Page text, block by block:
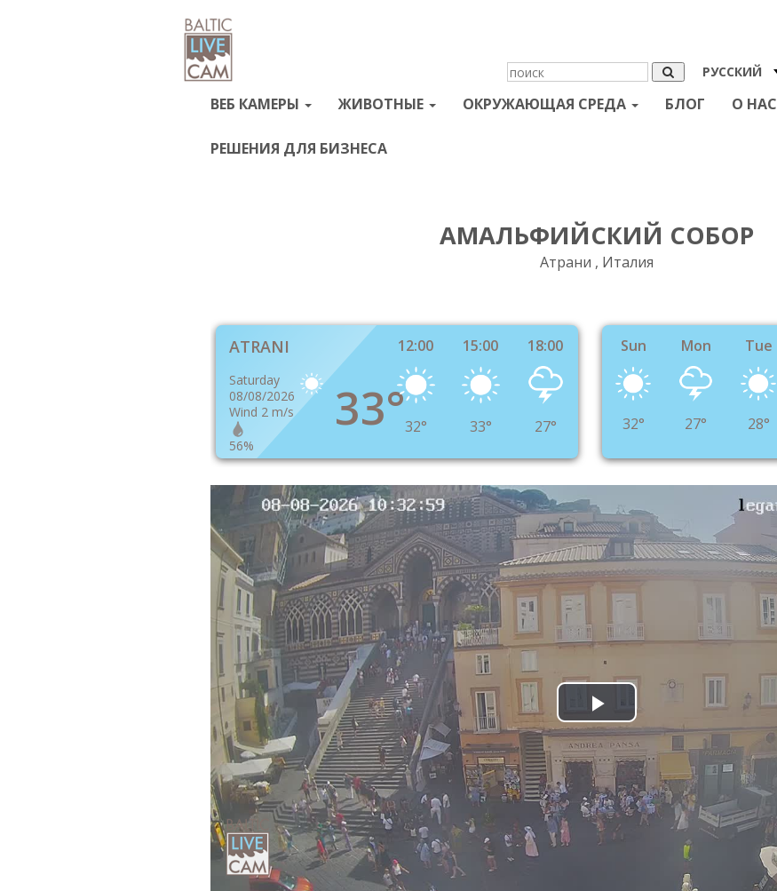
РУССКИЙ
ВЕБ КАМЕРЫ ЖИВОТНЫЕ ОКРУЖАЮЩАЯ СРЕДА БЛОГ О НАС
РЕШЕНИЯ ДЛЯ БИЗНЕСА
АМАЛЬФИЙСКИЙ СОБОР
Атрани , Италия
ATRANI
Saturday
08/08/2026
Wind 2 m/s
56%
33°
12:00
32°
15:00
33°
18:00
27°
Sun
32°
Mon
27°
Tue
28°
Play
Video